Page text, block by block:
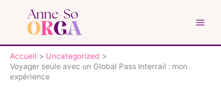
contenu
Accueil
Uncategorized
Voyager seule avec un Global Pass Interrail : mon
expérience